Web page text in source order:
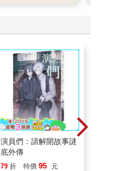
演員們：請解開故事謎
底外傳
79 折 特價 95 元